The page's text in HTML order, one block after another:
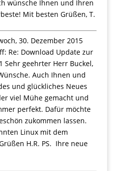
wünsche Ihnen und Ihren
Mit besten Grüßen, T.
30. Dezember 2015
Re: Download Update zur
Sehr geehrter Herr Buckel,
Auch Ihnen und
und glückliches Neues
viel Mühe gemacht und
perfekt. Dafür möchte
zukommen lassen.
Linux mit dem
H.R. PS. Ihre neue